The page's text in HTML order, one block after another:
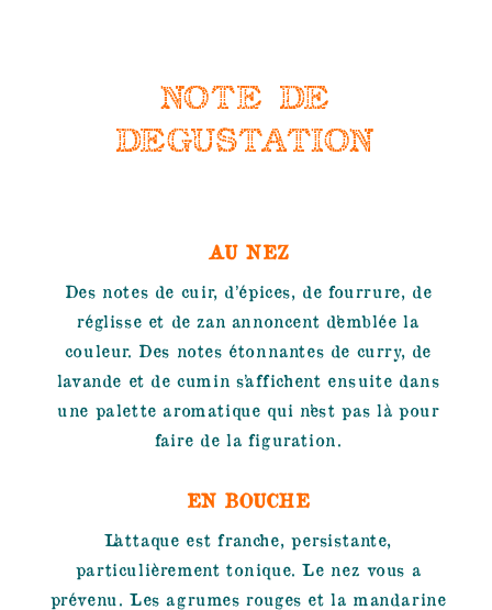
NOTE DE
DEGUSTATION
AU NEZ
Des notes de cuir, d’épices, de fourrure, de
réglisse et de zan annoncent d’emblée la
couleur. Des notes étonnantes de curry, de
lavande et de cumin s’affichent ensuite dans
une palette aromatique qui n’est pas là pour
faire de la figuration.
EN BOUCHE
L’attaque est franche, persistante,
particulièrement tonique. Le nez vous a
prévenu. Les agrumes rouges et la mandarine